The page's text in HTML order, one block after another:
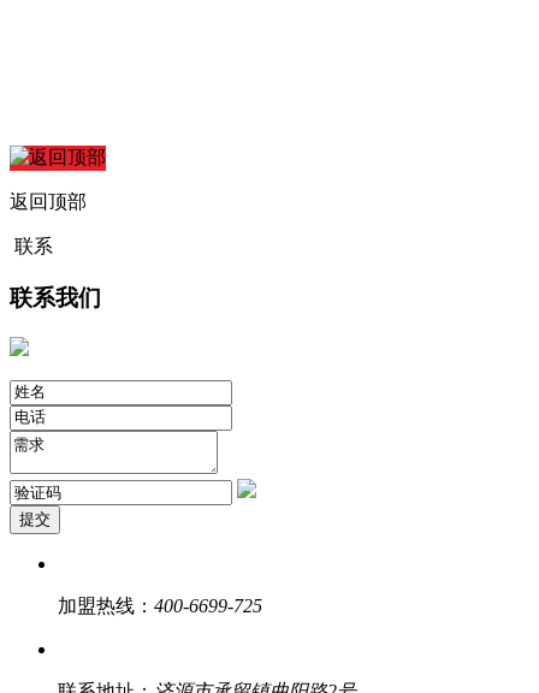
扫码关注
获取更多
返回顶部
联系
联系我们
提交
加盟热线： 400-6699-725